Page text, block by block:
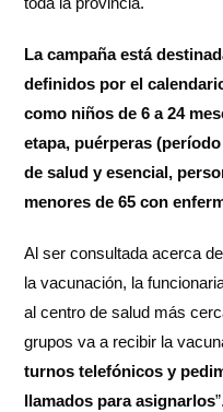
La campaña está
definidos por el
como niños de 6 a 24
etapa, puérperas
de salud y esencial,
menores de 65 con
Al ser consultada acerca
la vacunación, la
al centro de salud más
grupos va a recibir la
turnos telefónicos y
llamados para asignarlos”.